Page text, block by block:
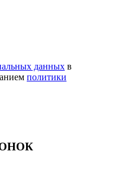
данных в
политики